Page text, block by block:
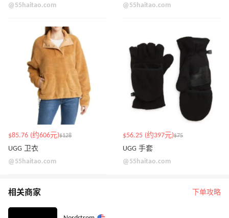
@55haitao.com
@55haitao.com
$85.76 (约606元)$128
UGG 卫衣
@55haitao.com
$56.25 (约397元)$75
UGG 手套
@55haitao.com
相关商家 下单攻略